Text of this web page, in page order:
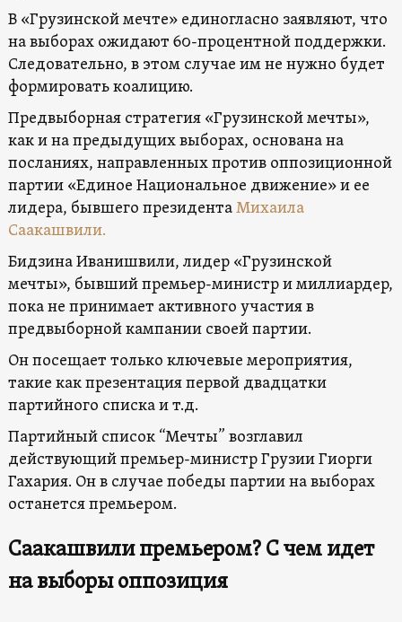
В «Грузинской мечте» единогласно заявляют, что
на выборах ожидают 60-процентной поддержки.
Следовательно, в этом случае им не нужно будет
формировать коалицию.
Предвыборная стратегия «Грузинской мечты»,
как и на предыдущих выборах, основана на
посланиях, направленных против оппозиционной
партии «Единое Национальное движение» и ее
лидера, бывшего президентаМихаила
Саакашвили.
Бидзина Иванишвили, лидер «Грузинской
мечты», бывший премьер-министр и миллиардер,
пока не принимает активного участия в
предвыборной кампании своей партии.
Он посещает только ключевые мероприятия,
такие как презентация первой двадцатки
партийного списка и т.д.
Партийный список “Мечты” возглавил
действующий премьер-министр Грузии Гиорги
Гахария. Он в случае победы партии на выборах
останется премьером.
Саакашвили премьером? С чем идет
на выборы оппозиция